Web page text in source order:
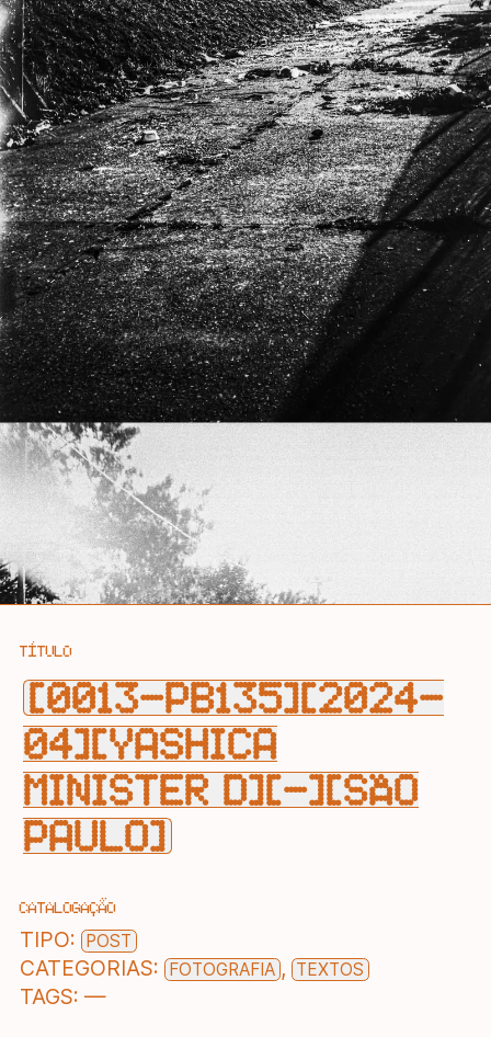
TÍTULO
[0013-PB135][2024-
04][YASHICA
MINISTER D][—][SÃO
PAULO]
CATALOGAÇÃO
TIPO: POST
CATEGORIAS: FOTOGRAFIA , TEXTOS
TAGS: —